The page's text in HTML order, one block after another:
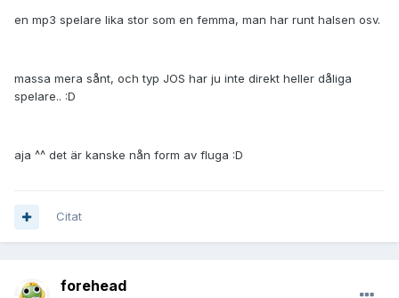
en mp3 spelare lika stor som en femma, man har runt halsen osv.
massa mera sånt, och typ JOS har ju inte direkt heller dåliga
spelare.. :D
aja ^^ det är kanske nån form av fluga :D
Citat
forehead